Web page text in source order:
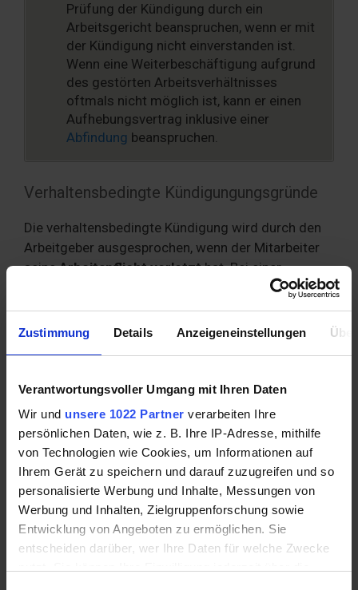
Zustimmung Details Anzeigeneinstellungen
Verantwortungsvoller Umgang mit Ihren Daten
Wir und unsere 1022 Partner verarbeiten Ihre
persönlichen Daten, wie z. B. Ihre IP-Adresse, mithilfe
von Technologien wie Cookies, um Informationen auf
Ihrem Gerät zu speichern und darauf zuzugreifen und so
personalisierte Werbung und Inhalte, Messungen von
Werbung und Inhalten, Zielgruppenforschung sowie
Entwicklung von Angeboten zu ermöglichen. Sie
entscheiden darüber, wer Ihre Daten für welche Zwecke
Prüfung der Kündigung durch ein
Arbeitsgericht beanspruchen, wenn er mit
der Kündigung nicht einverstanden ist.
Wenn eine Weiterbeschäftigung aufgrund
des gestörten Arbeitsverhältnisses
oftmals nicht möglich ist, kann er einen
Aufhebungsvertrag inklusive einer
Abfindung beanspruchen.
Verhaltensbedingte Kündigungungsgründe
Die verhaltensbedingte Kündigung wird durch den
Arbeitgeber ausgesprochen, wenn der Mitarbeiter
seineArbeitspflicht verletzthat. Bei einer
einmaligen Arbeitspflicht-Verletzung ist eine
Kündigung unzulässig, wenn es sich nicht um eine
schwerwiegende Verletzung gehandelt hat. Ein
Kündigung, sondern der Arbeitgeber ist verpflichtet,
zunächst eine Abmahnung auszusprechen.
Eine Kündigung ist abhängig von den
Vereinbarungen im Arbeitsvertragerst nach zwei
oder drei Abmahnungenmöglich. Abmahnungen
müssen nach einer gewissen Zeit wieder gelöscht
werden. Der Zeitraum für eineAbmahnungbeträgt
in der Regel zwei Jahre. Im Tarifvertrag oder in den
Arbeitsverträgen können jedoch abweichende